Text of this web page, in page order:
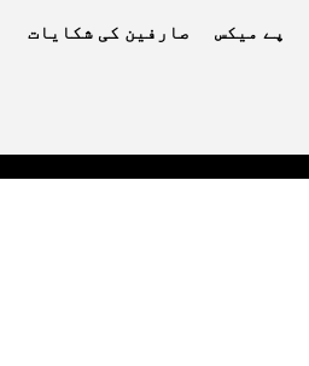
پے میکس صارفین کی شکایات